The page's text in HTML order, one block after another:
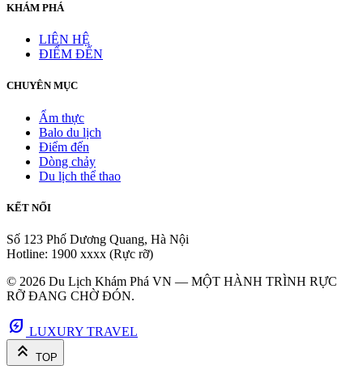
KHÁM PHÁ
LIÊN HỆ
ĐIỂM ĐẾN
CHUYÊN MỤC
Ẩm thực
Balo du lịch
Điểm đến
Dòng chảy
Du lịch thể thao
KẾT NỐI
Số 123 Phố Dương Quang, Hà Nội
Hotline: 1900 xxxx (Rực rỡ)
© 2026 Du Lịch Khám Phá VN — MỘT HÀNH TRÌNH RỰC
RỠ ĐANG CHỜ ĐÓN.
energy_savings_leaf LUXURY TRAVEL
keyboard_double_arrow_up TOP